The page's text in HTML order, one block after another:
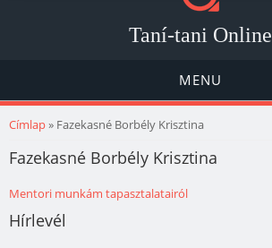
Taní-tani Online
MENU
Jelenlegi hely
Címlap» Fazekasné Borbély Krisztina
Fazekasné Borbély Krisztina
Mentori munkám tapasztalatairól
Hírlevél